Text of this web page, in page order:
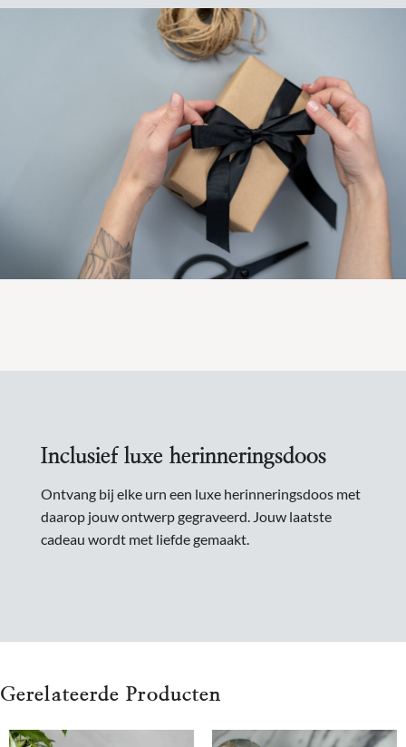
Inclusief luxe herinneringsdoos
Ontvang bij elke urn een luxe herinneringsdoos met
daarop jouw ontwerp gegraveerd. Jouw laatste
cadeau wordt met liefde gemaakt.
Gerelateerde Producten